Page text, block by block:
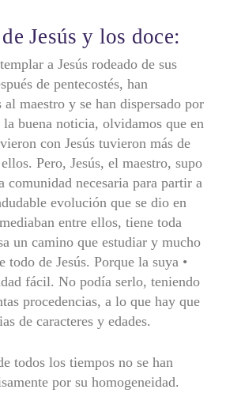
Jesús y los doce:
a Jesús rodeado de sus
de pentecostés, han
maestro y se han dispersado por
buena noticia, olvidamos que en
con Jesús tuvieron más de
Pero, Jesús, el maestro, supo
comunidad necesaria para partir a
evolución que se dio en
entre ellos, tiene toda
un camino que estudiar y mucho
todo de Jesús. Porque la suya •
fácil. No podía serlo, teniendo
procedencias, a lo que hay que
de caracteres y edades.
todos los tiempos no se han
por su homogeneidad.